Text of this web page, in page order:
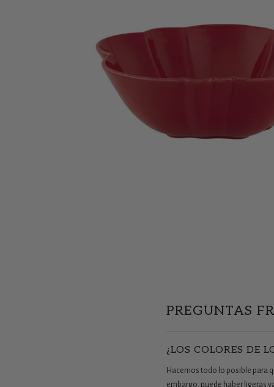
PREGUNTAS
¿LOS COLORES DE
Hacemos todo lo posible para
embargo, puede haber ligeras